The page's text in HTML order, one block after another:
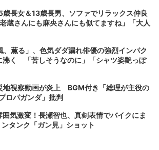
歳長女＆13歳長男、ソファでリラックス仲良
蔵さんにも麻央さんにも似てますね」「大人
、薫る」、色気ダダ漏れ俳優の強烈インパク
沸く 「苦しそうなのに」「シャツ姿艶っぽ
地視察動画が炎上 BGM付き「総理が主役の
ロパガンダ」批判
気激変！長瀬智也、真剣表情でバイクにま
タンク「ガン見」ショット